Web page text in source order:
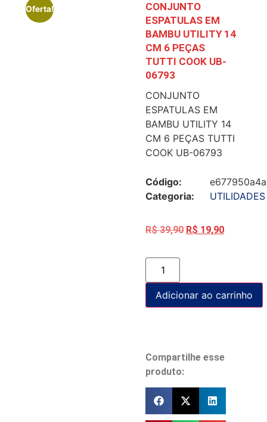
Oferta!
CONJUNTO
ESPATULAS EM
BAMBU UTILITY 14
CM 6 PEÇAS
TUTTI COOK UB-
06793
CONJUNTO
ESPATULAS EM
BAMBU UTILITY 14
CM 6 PEÇAS TUTTI
COOK UB-06793
Código:
Categoria:
UTILIDADES
R$39,90 R$ 19,90
Adicionar ao carrinho
Compartilhe esse
produto: